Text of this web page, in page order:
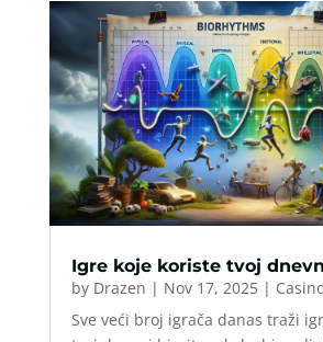
Igre koje koriste tvoj
by Drazen | Nov 17, 2025|
Sve veći broj igrača danas traži